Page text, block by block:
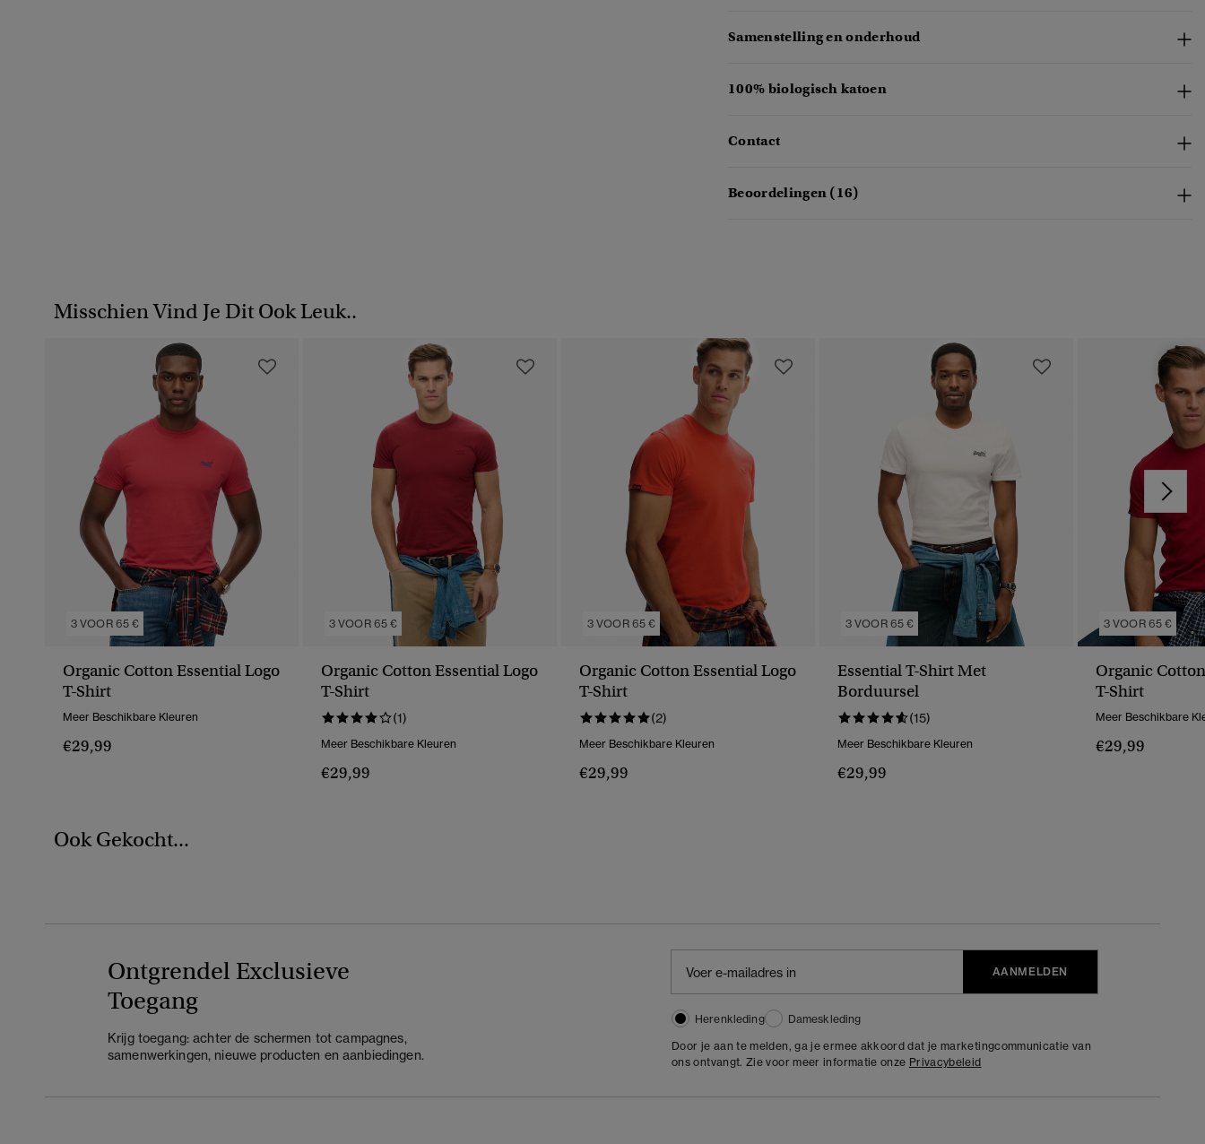
Samenstelling en onderhoud
100% biologisch katoen
Contact
Beoordelingen (16)
Misschien Vind Je Dit Ook Leuk..
3 VOOR 65 €
Organic Cotton Essential Logo
T-Shirt
Meer Beschikbare Kleuren
€29,99
3 VOOR 65 €
Organic Cotton Essential Logo
T-Shirt
(1)
Meer Beschikbare Kleuren
€29,99
3 VOOR 65 €
Organic Cotton Essential Logo
T-Shirt
(2)
Meer Beschikbare Kleuren
€29,99
3 VOOR 65 €
Essential T-Shirt Met
Borduursel
(15)
Meer Beschikbare Kleuren
€29,99
3 VOOR 65 €
Organic
T-Shirt
Meer Beschikbare
€29,99
Ook Gekocht...
Ontgrendel Exclusieve
Toegang
Krijg toegang: achter de schermen tot campagnes,
samenwerkingen, nieuwe producten en aanbiedingen.
AANMELDEN
Herenkleding
Dameskleding
Door je aan te melden, ga je ermee akkoord dat je marketingcommunicatie van
ons ontvangt. Zie voor meer informatie onze Privacybeleid